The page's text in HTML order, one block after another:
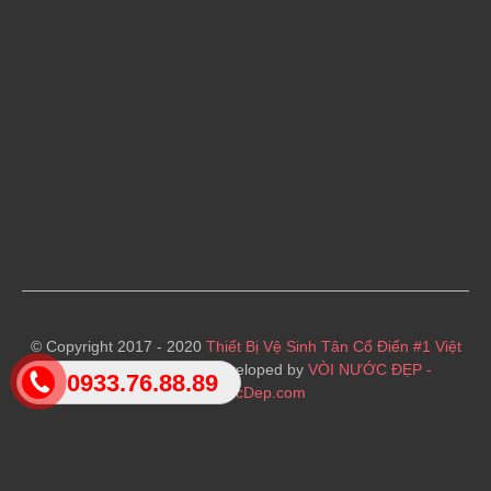
0933.76.88.89
© Copyright 2017 - 2020 Thiết Bị Vệ Sinh Tân Cổ Điển #1 Việt
Nam
· Designed and Developed by VÒI NƯỚC ĐẸP -
VoiNuocDep.com